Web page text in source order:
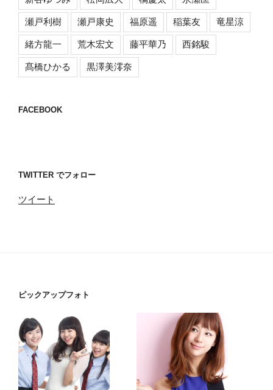
瀬戸利樹 瀬戸康史 福原遥 稲葉友 竜星涼
緒方龍一 荒木宏文 藤平華乃 西銘駿
髙橋ひかる 黒澤美澪奈
FACEBOOK
TWITTER でフォロー
ツイート
ピックアップフォト